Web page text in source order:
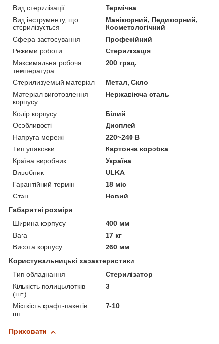
Вид стерилізації
Термічна
Вид інструменту, що
стерилізується
Манікюрний, Педикюрний,
Косметологічний
Сфера застосування
Професійний
Режими роботи
Стерилізація
Максимальна робоча
температура
200 град.
Стерилизуемый матеріал
Метал, Скло
Матеріал виготовлення
корпусу
Нержавіюча сталь
Колір корпусу
Білий
Особливості
Дисплей
Напруга мережі
220~240 В
Тип упаковки
Картонна коробка
Країна виробник
Україна
Виробник
ULKA
Гарантійний термін
18 міс
Стан
Новий
Габаритні розміри
Ширина корпусу
400 мм
Вага
17 кг
Висота корпусу
260 мм
Користувальницькі характеристики
Тип обладнання
Стерилізатор
Кількість полиць/лотків
(шт.)
3
Місткість крафт-пакетів,
шт.
7-10
Приховати